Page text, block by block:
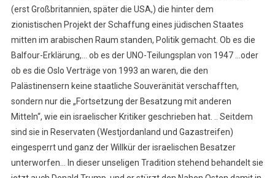
(erst Großbritannien, später die USA,) die hinter dem
zionistischen Projekt der Schaffung eines jüdischen Staates
mitten im arabischen Raum standen, Politik gemacht. Ob es die
Balfour-Erklärung,… ob es der UNO-Teilungsplan von 1947 …oder
ob es die Oslo Verträge von 1993 an waren, die den
Palästinensern keine staatliche Souveränität verschafften,
sondern nur die „Fortsetzung der Besatzung mit anderen
Mitteln“, wie ein israelischer Kritiker geschrieben hat. .. Seitdem
sind sie in Reservaten (Westjordanland und Gazastreifen)
eingesperrt und ganz der Willkür der israelischen Besatzer
unterworfen… In dieser unseligen Tradition stehend behandelt sie